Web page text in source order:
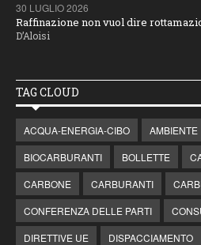
30 LUGLIO 2026
Raffinazione non vuol dire
D’Aloisi
TAG CLOUD
ACQUA-ENERGIA-CIBO AMBIENTE
BIOCARBURANTI
BOLLETTE
CARBONE
CARBURANTI
CONFERENZA DELLE PARTI
DIRETTIVE UE
DISPACCIAMENTO